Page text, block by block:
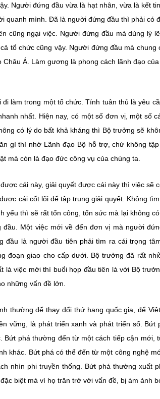
Người đứng đầu vừa là hạt nhân, vừa là kết
quanh mình. Đã là người đứng đầu thì phải có
cũng ngại việc. Người đứng đầu mà dùng lý
tổ chức cũng vậy. Người đứng đầu mà chung
Á. Làm gương là phong cách lãnh đạo
làm trong một tổ chức. Tính tuân thủ là yêu
nhất. Hiện nay, có một số đơn vị, một số
có lý do bất khả kháng thì Bộ trưởng sẽ
gì thì nhờ Lãnh đạo Bộ hỗ trợ, chứ không
mà còn là đạo đức công vụ của chúng ta.
cái này, giải quyết được cái này thì việc sẽ
cái cốt lõi để tập trung giải quyết. Không
yếu thì sẽ rất tốn công, tốn sức mà lại không
Một việc mới về đến đơn vị mà người
đầu là người đầu tiên phải tìm ra cái trọng
đoạn giao cho cấp dưới. Bộ trưởng đã rất
là việc mới thì buổi họp đầu tiên là với Bộ
những vấn đề lớn.
thường để thay đổi thứ hạng quốc gia, để
vững, là phát triển xanh và phát triển số. Bứt
Bứt phá thường đến từ một cách tiếp cận mới,
khác. Bứt phá có thể đến từ một công nghệ
nhìn phi truyền thống. Bứt phá thường xuất
biệt mà vì họ trăn trở với vấn đề, bị ám ảnh